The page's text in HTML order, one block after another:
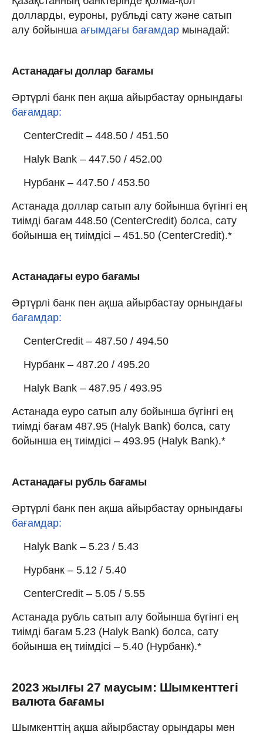
долларды, еуроны, рубльді сату және сатып
алу бойынша ағымдағы бағамдар мынадай:
Астанадағы доллар бағамы
Әртүрлі банк пен ақша айырбастау орнындағы
бағамдар:
CenterCredit – 448.50 / 451.50
Halyk Bank – 447.50 / 452.00
Нурбанк – 447.50 / 453.50
Астанада доллар сатып алу бойынша бүгінгі ең
тиімді бағам 448.50 (CenterCredit) болса, сату
бойынша ең тиімдісі – 451.50 (CenterCredit).*
Астанадағы еуро бағамы
Әртүрлі банк пен ақша айырбастау орнындағы
бағамдар:
CenterCredit – 487.50 / 494.50
Нурбанк – 487.20 / 495.20
Halyk Bank – 487.95 / 493.95
Астанада еуро сатып алу бойынша бүгінгі ең
тиімді бағам 487.95 (Halyk Bank) болса, сату
бойынша ең тиімдісі – 493.95 (Halyk Bank).*
Астанадағы рубль бағамы
Әртүрлі банк пен ақша айырбастау орнындағы
бағамдар:
Halyk Bank – 5.23 / 5.43
Нурбанк – 5.12 / 5.40
CenterCredit – 5.05 / 5.55
Астанада рубль сатып алу бойынша бүгінгі ең
тиімді бағам 5.23 (Halyk Bank) болса, сату
бойынша ең тиімдісі – 5.40 (Нурбанк).*
2023 жылғы 27 маусым: Шымкенттегі
валюта бағамы
Шымкенттің ақша айырбастау орындары мен